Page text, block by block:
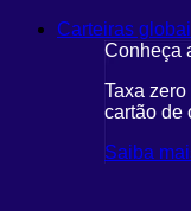
Carteiras
Conheça
Taxa
cartão de
Saiba